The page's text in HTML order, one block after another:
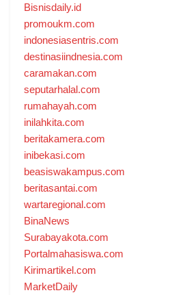
Bisnisdaily.id
promoukm.com
indonesiasentris.com
destinasiindnesia.com
caramakan.com
seputarhalal.com
rumahayah.com
inilahkita.com
beritakamera.com
inibekasi.com
beasiswakampus.com
beritasantai.com
wartaregional.com
BinaNews
Surabayakota.com
Portalmahasiswa.com
Kirimartikel.com
MarketDaily